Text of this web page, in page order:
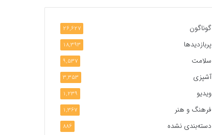
گوناگون 26,627
پربازدیدها 18,393
سلامت 9,537
آشپزی 3,353
ویدیو 1,239
فرهنگ و هنر 1,367
دسته‌بندی نشده 886